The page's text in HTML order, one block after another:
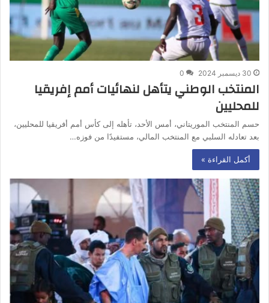
30 ديسمبر 2024 0
المنتخب الوطني يتأهل لنهائيات أمم إفريقيا
للمحليين
حسم المنتخب الموريتاني، أمس الأحد، تأهله إلى كأس أمم أفريقيا للمحليين،
بعد تعادله السلبي مع المنتخب المالي، مستفيدًا من فوزه…
أكمل القراءة »